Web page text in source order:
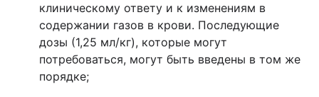
клиническому ответу и к изменениям в
содержании газов в крови. Последующие
дозы (1,25 мл/кг), которые могут
потребоваться, могут быть введены в том же
порядке;